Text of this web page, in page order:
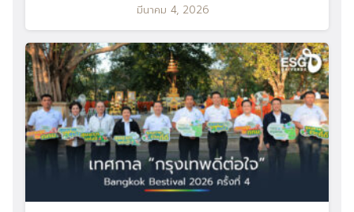
มีนาคม 4, 2026